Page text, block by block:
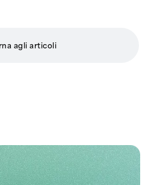
agli articoli